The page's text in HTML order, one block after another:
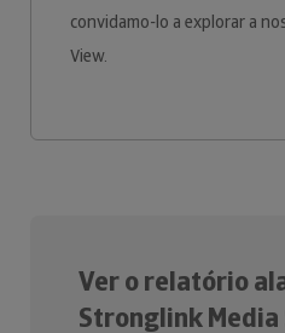
convidamo-lo a explorar a
View.
Ver o relatório
Stronglink